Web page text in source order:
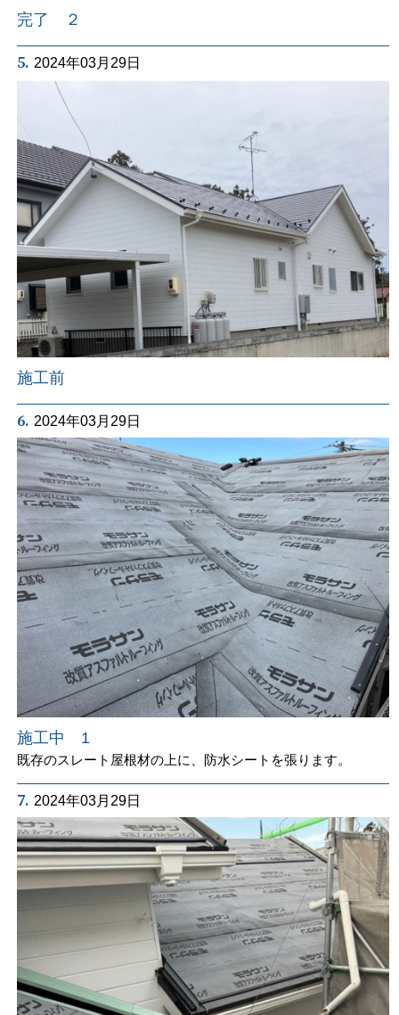
完了 ２
5. 2024年03月29日
施工前
6. 2024年03月29日
施工中 1
既存のスレート屋根材の上に、防水シートを張ります。
7. 2024年03月29日